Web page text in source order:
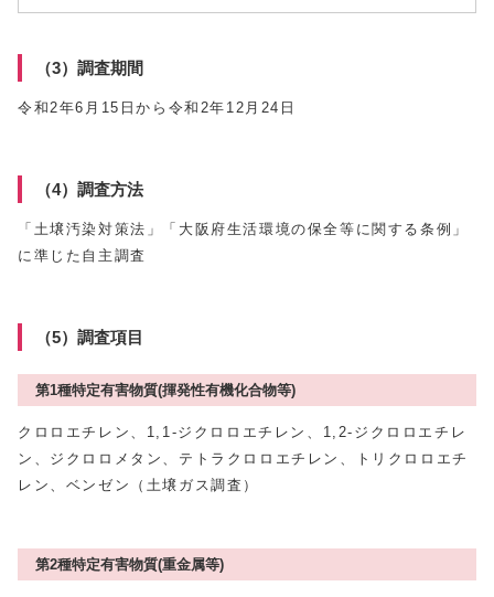
（3）調査期間
令和2年6月15日から令和2年12月24日
（4）調査方法
「土壌汚染対策法」「大阪府生活環境の保全等に関する条例」
に準じた自主調査
（5）調査項目
第1種特定有害物質(揮発性有機化合物等)
クロロエチレン、1,1-ジクロロエチレン、1,2-ジクロロエチレ
ン、ジクロロメタン、テトラクロロエチレン、トリクロロエチ
レン、ベンゼン（土壌ガス調査）
第2種特定有害物質(重金属等)